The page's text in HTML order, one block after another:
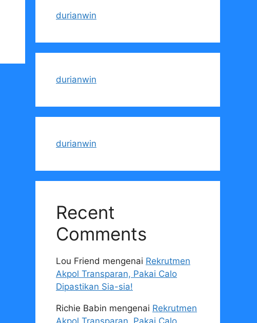
durianwin
durianwin
durianwin
Recent
Comments
Lou Friend mengenai Rekrutmen
Akpol Transparan, Pakai Calo
Dipastikan Sia-sia!
Richie Babin mengenai Rekrutmen
Akpol Transparan, Pakai Calo